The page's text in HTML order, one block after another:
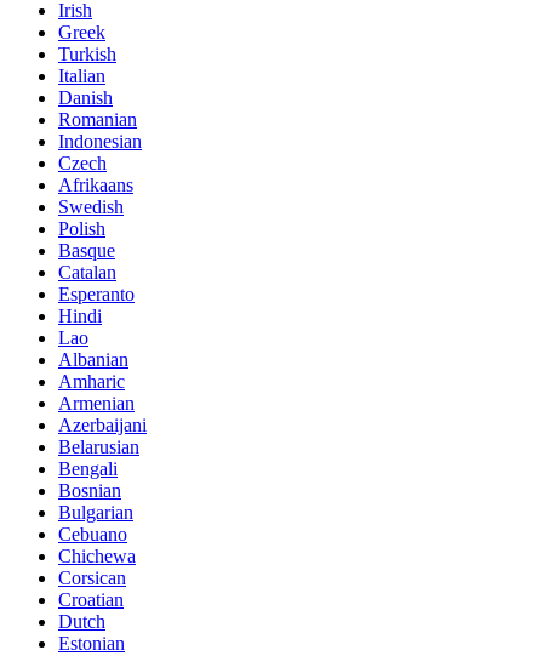
Irish
Greek
Turkish
Italian
Danish
Romanian
Indonesian
Czech
Afrikaans
Swedish
Polish
Basque
Catalan
Esperanto
Hindi
Lao
Albanian
Amharic
Armenian
Azerbaijani
Belarusian
Bengali
Bosnian
Bulgarian
Cebuano
Chichewa
Corsican
Croatian
Dutch
Estonian